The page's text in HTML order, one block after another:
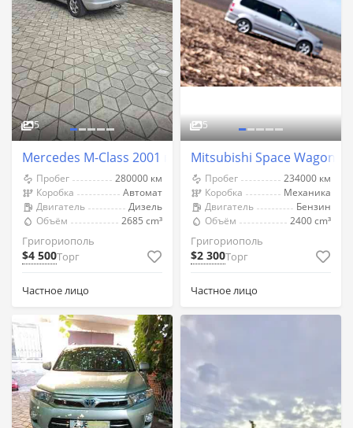
5
Mercedes M-Class 2001 год Григориополь
Пробег
280000 км
Коробка
Автомат
Двигатель
Дизель
Объём
2685 cm³
Григориополь
$4 500Торг
Частное лицо
5
Mitsubishi Space Wagon
Пробег
234000 км
Коробка
Механика
Двигатель
Бензин
Объём
2400 cm³
Григориополь
$2 300Торг
Частное лицо